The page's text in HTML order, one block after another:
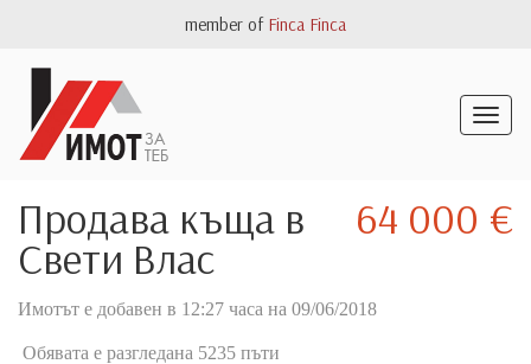
member of Finca Finca
64 000 €
Продава къща в
Свети Влас
Имотът е добавен в 12:27 часа на 09/06/2018
Обявата е разгледана 5235 пъти